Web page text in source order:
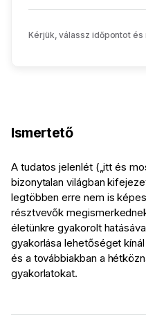
Kérjük, válassz időpontot
Ismertető
A tudatos jelenlét („itt és
bizonytalan világban
legtöbben erre nem is
résztvevők
életünkre gyakorolt
gyakorlása lehetőséget
és a továbbiakban a
gyakorlatokat.